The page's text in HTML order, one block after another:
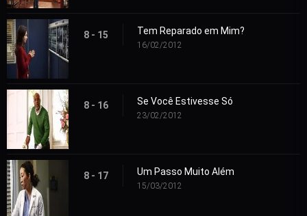
8 - 15 Tem Reparado em Mim?
16/02/2012
8 - 16 Se Você Estivesse Só
23/02/2012
8 - 17 Um Passo Muito Além
15/03/2012